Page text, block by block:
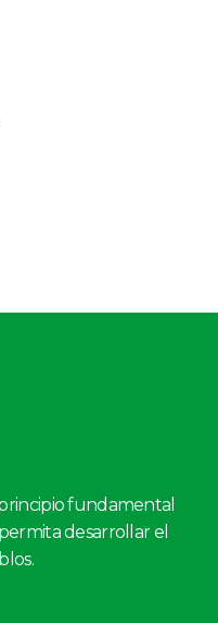
fundamental
desarrollar el